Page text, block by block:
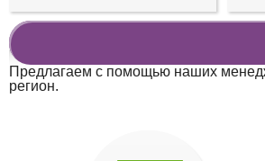
Предлагаем с помощью наших
регион.